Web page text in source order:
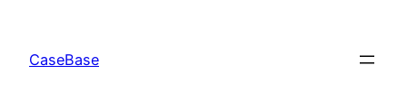
indhold
CaseBase